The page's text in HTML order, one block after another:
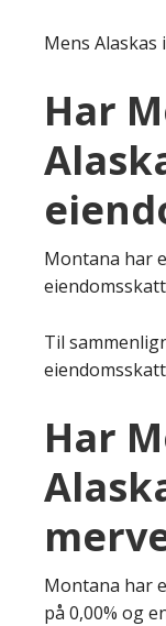
Mens
Har
Montana har
Til
Har
Montana har
på 0,00% og